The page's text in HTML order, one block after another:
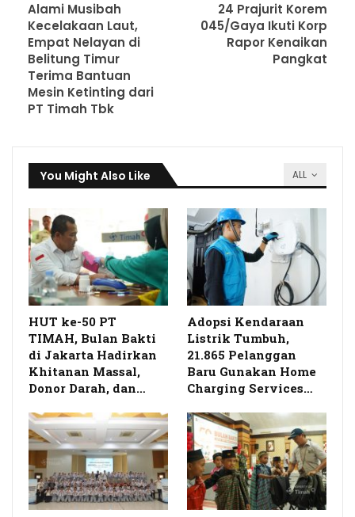
Alami Musibah
Kecelakaan Laut,
Empat Nelayan di
Belitung Timur
Terima Bantuan
Mesin Ketinting dari
PT Timah Tbk
24 Prajurit Korem
045/Gaya Ikuti Korp
Rapor Kenaikan
Pangkat
ALL
You Might Also Like
HUT ke-50 PT
TIMAH, Bulan Bakti
di Jakarta Hadirkan
Khitanan Massal,
Donor Darah, dan…
Adopsi Kendaraan
Listrik Tumbuh,
21.865 Pelanggan
Baru Gunakan Home
Charging Services…